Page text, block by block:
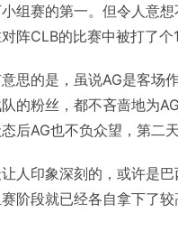
组赛的第一。但令人意
阵CLB的比赛中被打了个1
思的是，虽说AG是客场
的粉丝，都不吝啬地为
后AG也不负众望，第二
人印象深刻的，或许是
阶段就已经各自拿下了